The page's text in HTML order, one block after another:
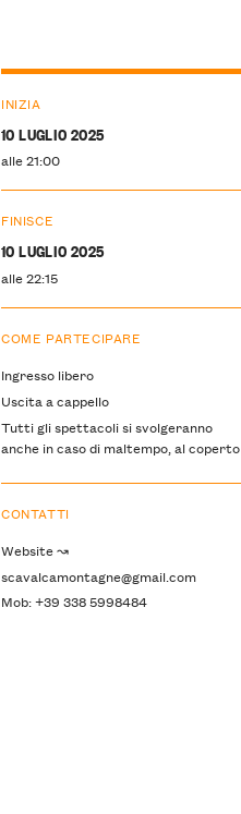
INIZIA
10 LUGLIO 2025
alle 21:00
FINISCE
10 LUGLIO 2025
alle 22:15
COME PARTECIPARE
Ingresso libero
Uscita a cappello
Tutti gli spettacoli si svolgeranno
anche in caso di maltempo, al coperto
CONTATTI
Website ↝
scavalcamontagne@gmail.com
Mob: +39 338 5998484